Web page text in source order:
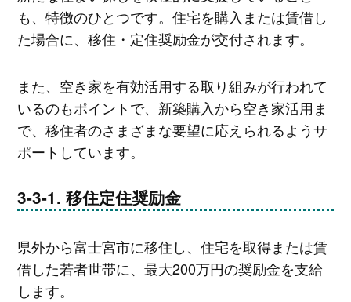
も、特徴のひとつです。住宅を購入または賃借し
た場合に、移住・定住奨励金が交付されます。
また、空き家を有効活用する取り組みが行われて
いるのもポイントで、新築購入から空き家活用ま
で、移住者のさまざまな要望に応えられるようサ
ポートしています。
移住定住奨励金
県外から富士宮市に移住し、住宅を取得または賃
借した若者世帯に、最大200万円の奨励金を支給
します。